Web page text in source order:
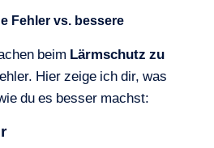
Fehler vs. bessere
beim Lärmschutz zu
Hier zeige ich dir, was
du es besser machst: